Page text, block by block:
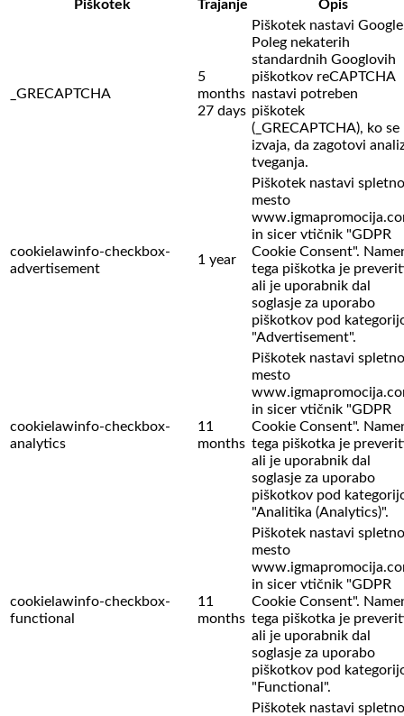
Piškotek Trajanje Opis
_GRECAPTCHA
5
months
27 days
Piškotek nastavi
Poleg nekaterih
standardnih Googlovih
piškotkov reCAPTCHA
nastavi potreben
piškotek
(_GRECAPTCHA), ko se
izvaja, da zagotovi
tveganja.
cookielawinfo-checkbox-
advertisement
1 year
Piškotek nastavi spletno
mesto
in sicer vtičnik "GDPR
Cookie Consent".
tega piškotka je
ali je uporabnik dal
soglasje za uporabo
piškotkov pod
"Advertisement".
cookielawinfo-checkbox-
analytics
11
months
Piškotek nastavi spletno
mesto
in sicer vtičnik "GDPR
Cookie Consent".
tega piškotka je
ali je uporabnik dal
soglasje za uporabo
piškotkov pod
"Analitika (Analytics)".
cookielawinfo-checkbox-
functional
11
months
Piškotek nastavi spletno
mesto
in sicer vtičnik "GDPR
Cookie Consent".
tega piškotka je
ali je uporabnik dal
soglasje za uporabo
piškotkov pod
"Functional".
Piškotek nastavi spletno